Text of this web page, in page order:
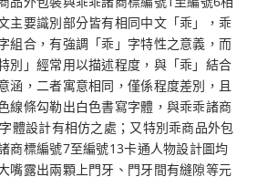
主要識別部分皆有相同中文「乖」，乖
組合，有強調「乖」字特性之意義，而
別」經常用以描述程度，與「乖」結合
涵，二者寓意相同，僅係程度差別，且
線條勾勒出白色書寫字體，與乖乖諸商
體設計有相仿之處；又特別乖商品外包
商標編號7至編號13卡通人物設計圖均
嘴露出兩顆上門牙、門牙間有縫隙等元